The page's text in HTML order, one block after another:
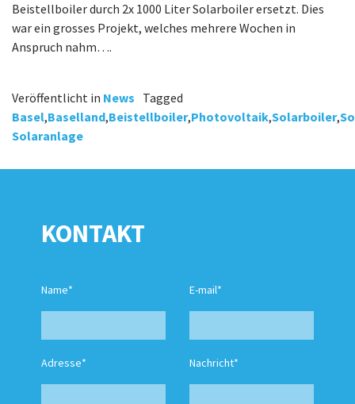
Beistellboiler durch 2x 1000 Liter Solarboiler ersetzt. Dies
war ein grosses Projekt, welches mehrere Wochen in
Anspruch nahm….
Veröffentlicht in News Tagged
Basel,Baselland,Beistellboiler,Photovoltaik,Solarboiler,
Solaranlage
KONTAKT
Name*
Adresse*
E-mail*
Nachricht*